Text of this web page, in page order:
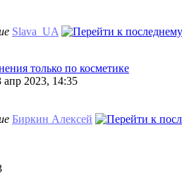
Slava_UA
только по косметике
апр 2023, 14:35
Биркин Алексей